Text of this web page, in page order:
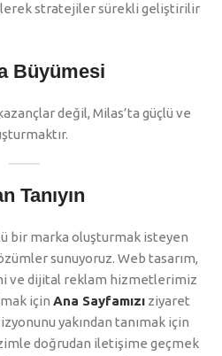
stratejiler sürekli geliştirilir
Büyümesi
değil, Milas’ta güçlü ve
Tanıyın
bir marka oluşturmak isteyen
sunuyoruz. Web tasarım,
ve dijital reklam hizmetlerimiz
için Ana Sayfamızı ziyaret
yakından tanımak için
doğrudan iletişime geçmek